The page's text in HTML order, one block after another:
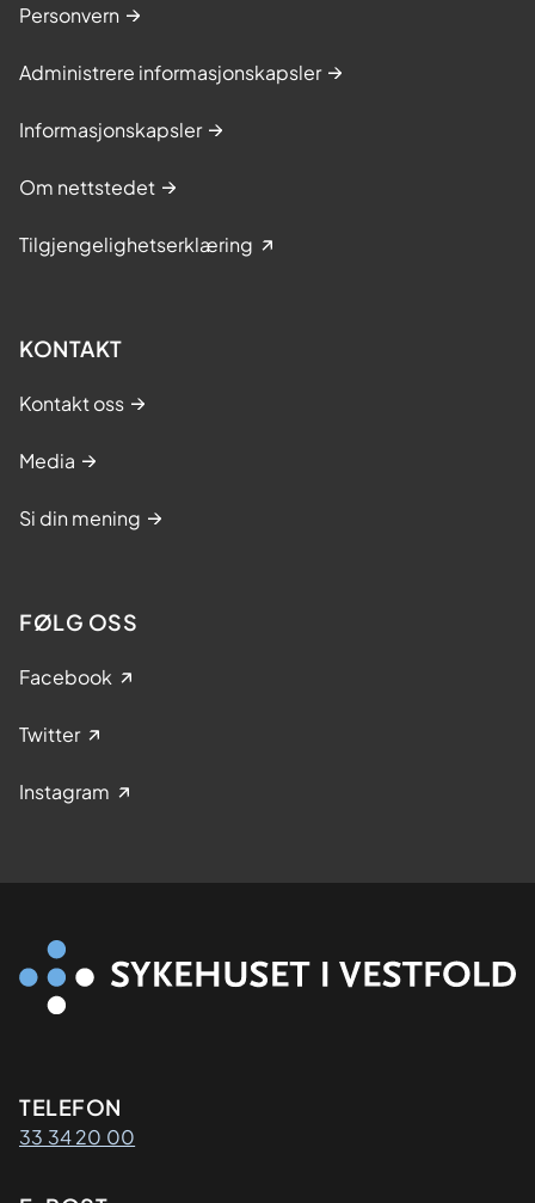
Personvern
Administrere informasjonskapsler
Informasjonskapsler
Om nettstedet
Tilgjengelighetserklæring
KONTAKT
Kontakt oss
Media
Si din mening
FØLG OSS
Facebook
Twitter
Instagram
Kontaktinformasjon
TELEFON
33 34 20 00